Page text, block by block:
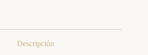
Descripción